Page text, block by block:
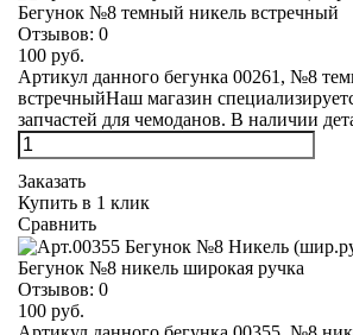
Бегунок №8 темный никель встречный
Отзывов: 0
100 руб.
Артикул данного бегунка 00261, №8
встречныйНаш магазин
запчастей для чемоданов. В наличии
Заказать
Купить в 1 клик
Сравнить
Бегунок №8 никель широкая ручка
Отзывов: 0
100 руб.